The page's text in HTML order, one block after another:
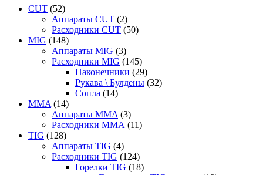
CUT (52)
Аппараты CUT (2)
Расходники CUT (50)
MIG (148)
Аппараты MIG (3)
Расходники MIG (145)
Наконечники (29)
Рукава \ Булдены (32)
Сопла (14)
MMA (14)
Аппараты MMA (3)
Расходники ММА (11)
TIG (128)
Аппараты TIG (4)
Расходники TIG (124)
Горелки TIG (18)